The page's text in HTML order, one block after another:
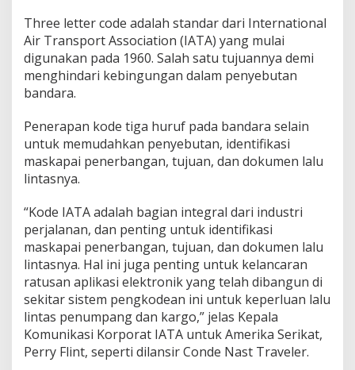
Three letter code adalah standar dari International
Air Transport Association (IATA) yang mulai
digunakan pada 1960. Salah satu tujuannya demi
menghindari kebingungan dalam penyebutan
bandara.
Penerapan kode tiga huruf pada bandara selain
untuk memudahkan penyebutan, identifikasi
maskapai penerbangan, tujuan, dan dokumen lalu
lintasnya.
“Kode IATA adalah bagian integral dari industri
perjalanan, dan penting untuk identifikasi
maskapai penerbangan, tujuan, dan dokumen lalu
lintasnya. Hal ini juga penting untuk kelancaran
ratusan aplikasi elektronik yang telah dibangun di
sekitar sistem pengkodean ini untuk keperluan lalu
lintas penumpang dan kargo,” jelas Kepala
Komunikasi Korporat IATA untuk Amerika Serikat,
Perry Flint, seperti dilansir Conde Nast Traveler.